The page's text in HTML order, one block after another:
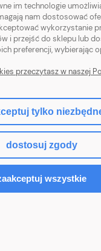
21 bud. N, teren ITB
02-656 Warszawa
NIP: 812-177-29-64
im technologie
nam dostosować
wykorzystanie
i przejść do sklepu lub
preferencji, wybierając
przeczytasz w naszej
tylko
dostosuj zgody
wszystkie